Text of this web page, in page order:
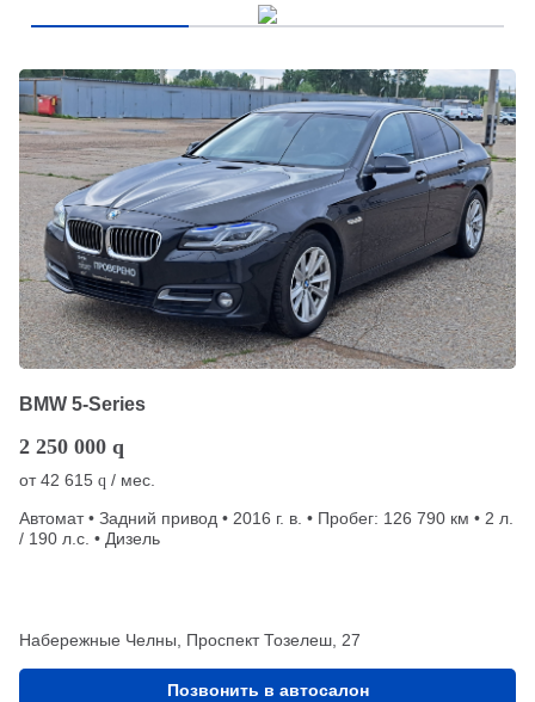
BMW 5-Series
2 250 000 q
от42 615 q / мес.
Автомат • Задний привод • 2016 г. в. • Пробег: 126 790 км • 2 л.
/ 190 л.с. • Дизель
Набережные Челны, Проспект Тозелеш, 27
Позвонить в автосалон